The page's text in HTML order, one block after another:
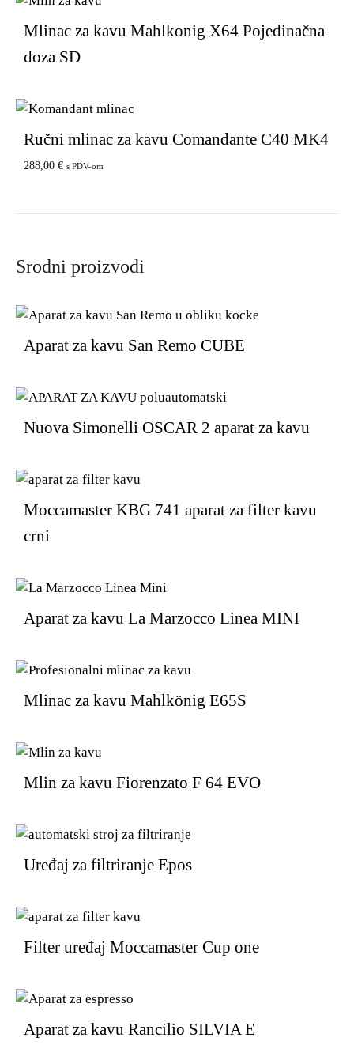
Mlinac za kavu Mahlkonig X64 Pojedinačna
doza SD
Ručni mlinac za kavu Comandante C40 MK4
288,00 € s PDV-om
Srodni proizvodi
Aparat za kavu San Remo CUBE
Nuova Simonelli OSCAR 2 aparat za kavu
Moccamaster KBG 741 aparat za filter kavu
crni
Aparat za kavu La Marzocco Linea MINI
Mlinac za kavu Mahlkönig E65S
Mlin za kavu Fiorenzato F 64 EVO
Uređaj za filtriranje Epos
Filter uređaj Moccamaster Cup one
Aparat za kavu Rancilio SILVIA E